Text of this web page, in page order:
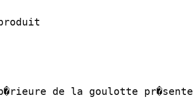
de la goulotte pr�sente